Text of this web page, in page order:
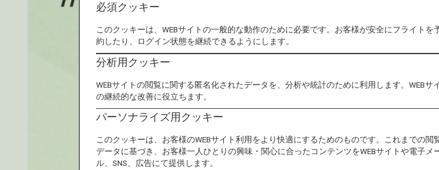
必須クッキー
このクッキーは、WEBサイトの一般的な動作のために必要です。お客様が安全にフライトを
約したり、ログイン状態を継続できるようにします。
分析用クッキー
WEBサイトの閲覧に関する匿名化されたデータを、分析や統計のために利用します。WEBサ
の継続的な改善に役立ちます。
パーソナライズ用クッキー
このクッキーは、お客様のWEBサイト利用をより快適にするためのものです。これまでの閲
データに基づき、お客様一人ひとりの興味・関心に合ったコンテンツをWEBサイトや電子メ
ル、SNS、広告にて提供します。